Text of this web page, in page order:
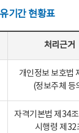
기간 현황표
처리근거
개인정보 보호법
(정보주체 등
자격기본법 제34조
시행령 제32